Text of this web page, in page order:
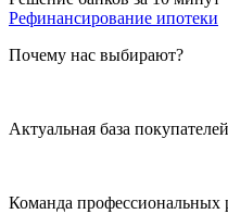
Рефинансирование ипотеки
Почему нас выбирают?
Актуальная база
Команда профессиональных